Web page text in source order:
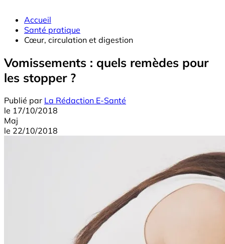
Accueil
Santé pratique
Cœur, circulation et digestion
Vomissements : quels remèdes pour
les stopper ?
Publié par La Rédaction E-Santé
le 17/10/2018
Maj
le 22/10/2018